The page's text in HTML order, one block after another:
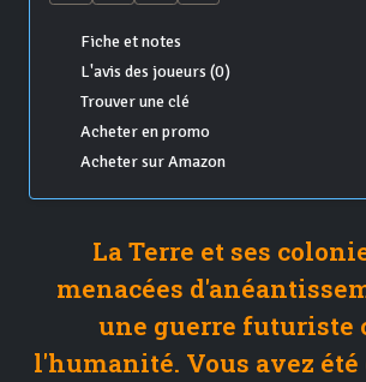
Fiche et notes
L'avis des joueurs (0)
Trouver une clé
Acheter en promo
Acheter sur Amazon
La Terre et ses
menacées
une guerre futuriste
l'humanité. Vous avez